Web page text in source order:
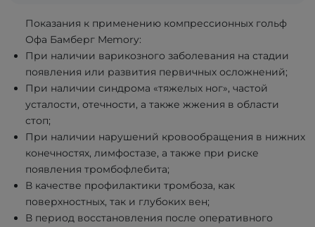
Показания к применению компрессионных гольф
Офа Бамберг Memory:
При наличии варикозного заболевания на стадии
появления или развития первичных осложнений;
При наличии синдрома «тяжелых ног», частой
усталости, отечности, а также жжения в области
стоп;
При наличии нарушений кровообращения в нижних
конечностях, лимфостазе, а также при риске
появления тромбофлебита;
В качестве профилактики тромбоза, как
поверхностных, так и глубоких вен;
В период восстановления после оперативного